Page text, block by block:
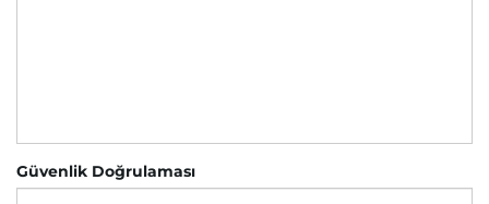
Güvenlik Doğrulaması